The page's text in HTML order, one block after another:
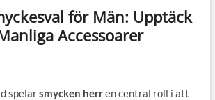
för Män: Upptäck
Accessoarer
spelarsmycken herren central roll i att